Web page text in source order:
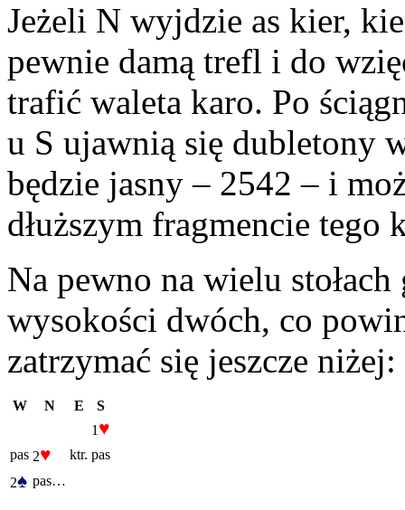
Jeżeli N wyjdzie as kier,
pewnie damą trefl i do
trafić waleta karo. Po
u S ujawnią się dubletony
będzie jasny – 2542 – i
dłuższym fragmencie
Na pewno na wielu
wysokości dwóch, co
zatrzymać się jeszcze niżej:
W N E
S
1 ♥
pas 2♥ ktr. pas
2♠ pas…